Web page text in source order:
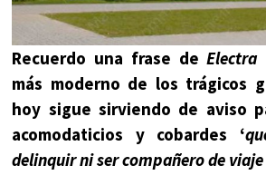
Recuerdo una frase deElectra
más moderno de los trágicos
hoy sigue sirviendo de aviso
acomodaticios y cobardes ‘
delinquir ni ser compañero de